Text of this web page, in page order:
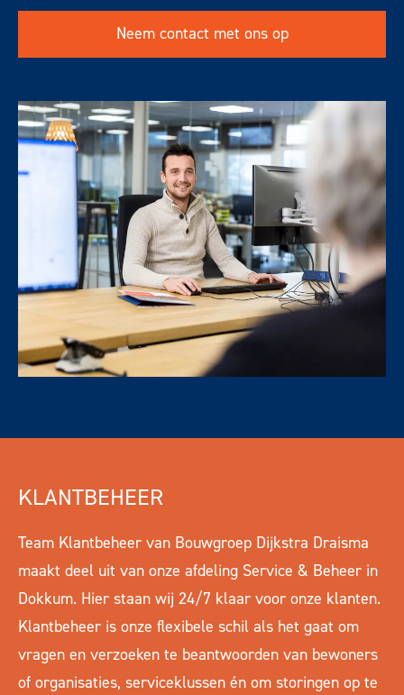
Neem contact met ons op
KLANTBEHEER
Team Klantbeheer van Bouwgroep Dijkstra Draisma
maakt deel uit van onze afdeling Service & Beheer in
Dokkum. Hier staan wij 24/7 klaar voor onze klanten.
Klantbeheer is onze flexibele schil als het gaat om
vragen en verzoeken te beantwoorden van bewoners
of organisaties, serviceklussen én om storingen op te